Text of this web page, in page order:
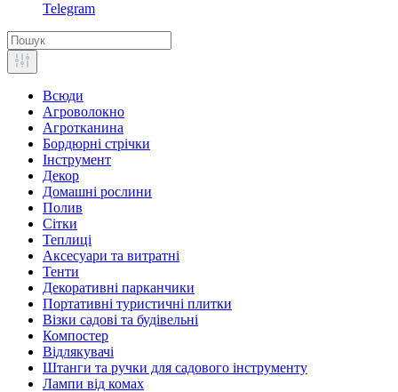
Telegram
Всюди
Агроволокно
Агротканина
Бордюрні стрічки
Інструмент
Декор
Домашні рослини
Полив
Сітки
Теплиці
Аксесуари та витратні
Тенти
Декоративні парканчики
Портативні туристичні плитки
Візки садові та будівельні
Компостер
Відлякувачі
Штанги та ручки для садового інструменту
Лампи від комах